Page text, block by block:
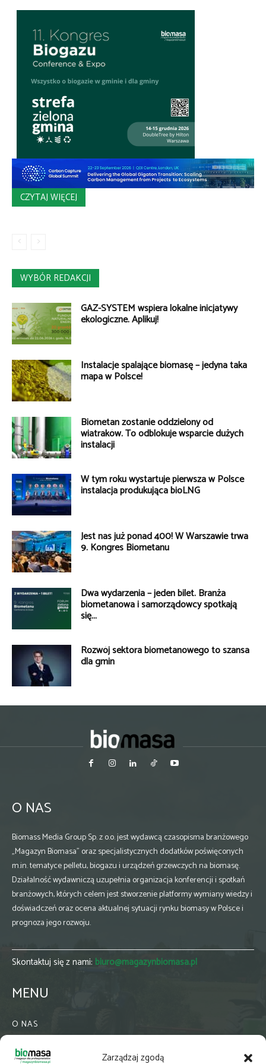
Zarządzaj zgodą
CZYTAJ WIĘCEJ
WYBÓR REDAKCJI
GAZ-SYSTEM wspiera lokalne inicjatywy
ekologiczne. Aplikuj!
Instalacje spalające biomasę – jedyna taka
mapa w Polsce!
Biometan zostanie oddzielony od
wiatraków. To odblokuje wsparcie dużych
instalacji
W tym roku wystartuje pierwsza w Polsce
instalacja produkująca bioLNG
Jest nas już ponad 400! W Warszawie trwa
9. Kongres Biometanu
Dwa wydarzenia – jeden bilet. Branża
biometanowa i samorządowcy spotkają
się...
Rozwój sektora biometanowego to szansa
dla gmin
O NAS
Biomass Media Group Sp. z o.o. jest wydawcą czasopisma branżowego
„Magazyn Biomasa” oraz specjalistycznych dodatków poświęconych
m.in. tematyce pelletu, biogazu i urządzeń grzewczych na biomasę.
Działalność wydawniczą uzupełnia organizacja konferencji i spotkań
branżowych, których celem jest stworzenie platformy wymiany wiedzy i
doświadczeń oraz ocena aktualnej sytuacji rynku biomasy w Polsce i
prognoza jego rozwoju.
Skontaktuj się z nami: biuro@magazynbiomasa.pl
MENU
O NAS
WSPÓŁPRACA